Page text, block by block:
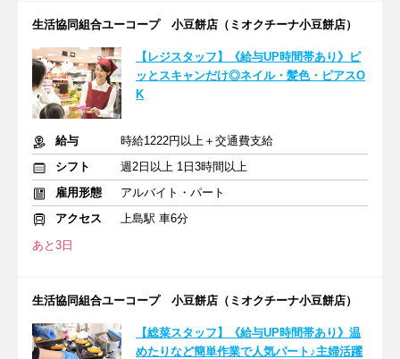
生活協同組合ユーコープ 小豆餅店（ミオクチーナ小豆餅店）
【レジスタッフ】《給与UP時間帯あり》ピ
ッとスキャンだけ◎ネイル・髪色・ピアスO
K
給与
時給1222円以上＋交通費支給
シフト
週2日以上 1日3時間以上
雇用形態
アルバイト・パート
アクセス
上島駅 車6分
あと3日
生活協同組合ユーコープ 小豆餅店（ミオクチーナ小豆餅店）
【総菜スタッフ】《給与UP時間帯あり》温
めたりなど簡単作業で人気パート♪主婦活躍